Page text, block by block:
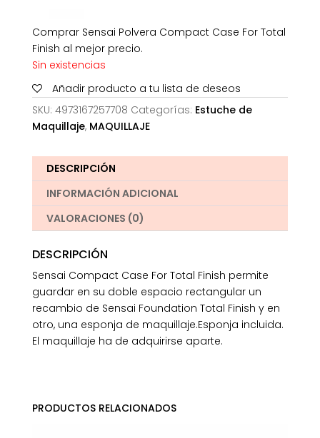
Comprar Sensai Polvera Compact Case For Total
Finish al mejor precio.
Sin existencias
Añadir producto a tu lista de deseos
SKU: 4973167257708 Categorías: Estuche de
Maquillaje, MAQUILLAJE
DESCRIPCIÓN
INFORMACIÓN ADICIONAL
VALORACIONES (0)
DESCRIPCIÓN
Sensai Compact Case For Total Finish permite
guardar en su doble espacio rectangular un
recambio de Sensai Foundation Total Finish y en
otro, una esponja de maquillaje.Esponja incluida.
El maquillaje ha de adquirirse aparte.
PRODUCTOS RELACIONADOS